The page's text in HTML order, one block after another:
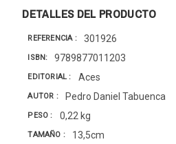
DETALLES DEL PRODUCTO
REFERENCIA 301926
ISBN 9789877011203
EDITORIAL Aces
AUTOR Pedro Daniel Tabuenca
PESO 0,22 kg
TAMAÑO 13,5cm